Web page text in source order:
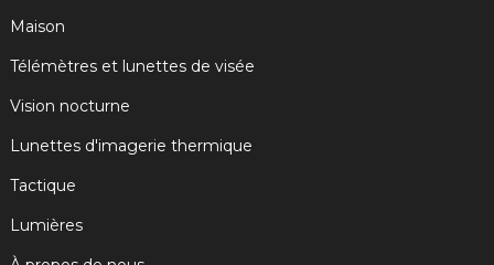
Maison
Télémètres et lunettes de visée
Vision nocturne
Lunettes d'imagerie thermique
Tactique
Lumières